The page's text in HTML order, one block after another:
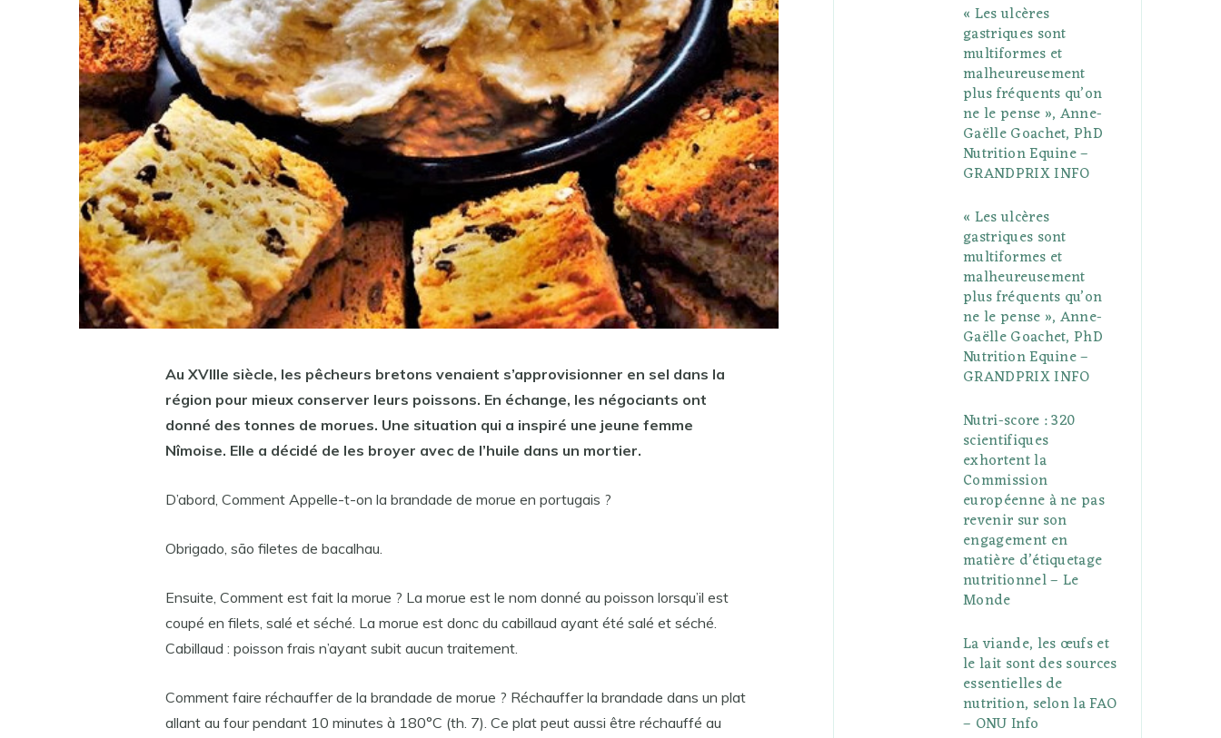
Au XVIIIe siècle, les pêcheurs bretons venaient s’approvisionner en sel dans la
région pour mieux conserver leurs poissons. En échange, les négociants ont
donné des tonnes de morues. Une situation qui a inspiré une jeune femme
Nîmoise. Elle a décidé de les broyer avec de l’huile dans un mortier.
D’abord, Comment Appelle-t-on la brandade de morue en portugais ?
Obrigado, são filetes de bacalhau.
Ensuite, Comment est fait la morue ? La morue est le nom donné au poisson lorsqu’il est
coupé en filets, salé et séché. La morue est donc du cabillaud ayant été salé et séché.
Cabillaud : poisson frais n’ayant subit aucun traitement.
Comment faire réchauffer de la brandade de morue ? Réchauffer la brandade dans un plat
allant au four pendant 10 minutes à 180°C (th. 7). Ce plat peut aussi être réchauffé au
e
P
u
s
g
r
a
r
e
s
« Les ulcères
gastriques sont
multiformes et
malheureusement
plus fréquents qu’on
ne le pense », Anne-
Gaëlle Goachet, PhD
Nutrition Equine –
GRANDPRIX INFO
« Les ulcères
gastriques sont
multiformes et
malheureusement
plus fréquents qu’on
ne le pense », Anne-
Gaëlle Goachet, PhD
Nutrition Equine –
GRANDPRIX INFO
Nutri-score : 320
scientifiques
exhortent la
Commission
européenne à ne pas
revenir sur son
engagement en
matière d’étiquetage
nutritionnel – Le
Monde
La viande, les œufs et
le lait sont des sources
essentielles de
nutrition, selon la FAO
– ONU Info